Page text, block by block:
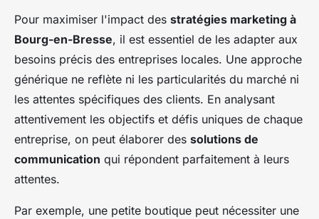
Pour maximiser l'impact des stratégies marketing à
Bourg-en-Bresse, il est essentiel de les adapter aux
besoins précis des entreprises locales. Une approche
générique ne reflète ni les particularités du marché ni
les attentes spécifiques des clients. En analysant
attentivement les objectifs et défis uniques de chaque
entreprise, on peut élaborer des solutions de
communication qui répondent parfaitement à leurs
attentes.
Par exemple, une petite boutique peut nécessiter une